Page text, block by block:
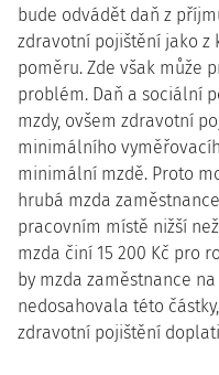
bude odvádět daň z
zdravotní pojištění jako z
poměru. Zde však může
problém. Daň a sociální
mzdy, ovšem zdravotní
minimálního
minimální mzdě. Proto
hrubá mzda
pracovním místě nižší
mzda činí 15 200 Kč pro
by mzda zaměstnance
nedosahovala této
zdravotní pojištění